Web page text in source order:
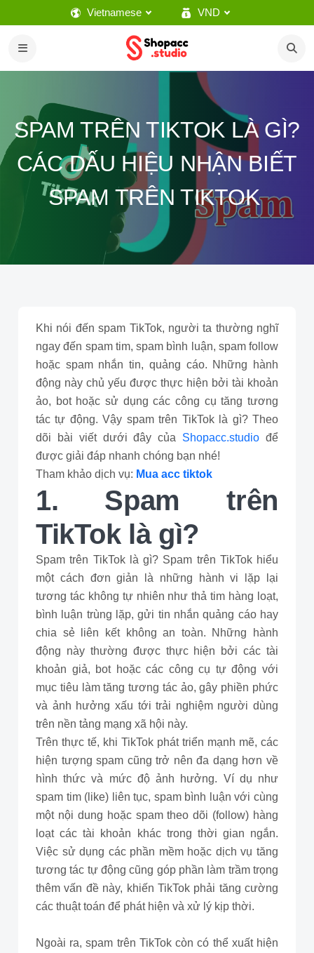
Vietnamese VND
SPAM TRÊN TIKTOK LÀ GÌ?
CÁC DẤU HIỆU NHẬN BIẾT
SPAM TRÊN TIKTOK
Khi nói đến spam TikTok, người ta thường nghĩ
ngay đến spam tim, spam bình luận, spam follow
hoặc spam nhắn tin, quảng cáo. Những hành
động này chủ yếu được thực hiện bởi tài khoản
ảo, bot hoặc sử dụng các công cụ tăng tương
tác tự động. Vậy spam trên TikTok là gì? Theo
dõi bài viết dưới đây của Shopacc.studio để
được giải đáp nhanh chóng bạn nhé!
Tham khảo dịch vụ: Mua acc tiktok
1. Spam trên
TikTok là gì?
Spam trên TikTok là gì? Spam trên TikTok hiểu
một cách đơn giản là những hành vi lặp lại
tương tác không tự nhiên như thả tim hàng loạt,
bình luận trùng lặp, gửi tin nhắn quảng cáo hay
chia sẻ liên kết không an toàn. Những hành
động này thường được thực hiện bởi các tài
khoản giả, bot hoặc các công cụ tự động với
mục tiêu làm tăng tương tác ảo, gây phiền phức
và ảnh hưởng xấu tới trải nghiệm người dùng
trên nền tảng mạng xã hội này.
Trên thực tế, khi TikTok phát triển mạnh mẽ, các
hiện tượng spam cũng trở nên đa dạng hơn về
hình thức và mức độ ảnh hưởng. Ví dụ như
spam tim (like) liên tục, spam bình luận với cùng
một nội dung hoặc spam theo dõi (follow) hàng
loạt các tài khoản khác trong thời gian ngắn.
Việc sử dụng các phần mềm hoặc dịch vụ tăng
tương tác tự động cũng góp phần làm trầm trọng
thêm vấn đề này, khiến TikTok phải tăng cường
các thuật toán để phát hiện và xử lý kịp thời.
Ngoài ra, spam trên TikTok còn có thể xuất hiện